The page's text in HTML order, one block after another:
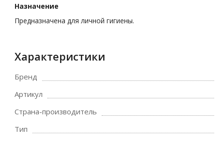
Назначение
Предназначена для личной гигиены.
Характеристики
Бренд
Артикул
Страна-производитель
Тип